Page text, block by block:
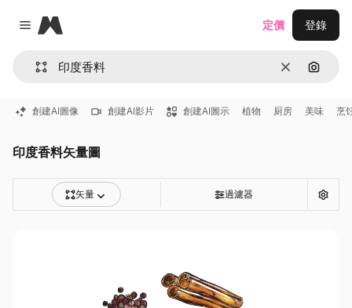
Close menu
Magnific
清除 通過圖
定價 登錄
創建AI圖像 創建AI影片 創建AI圖示 植物 厨房 美味 烹
印度香料矢量圖
矢量 過濾器